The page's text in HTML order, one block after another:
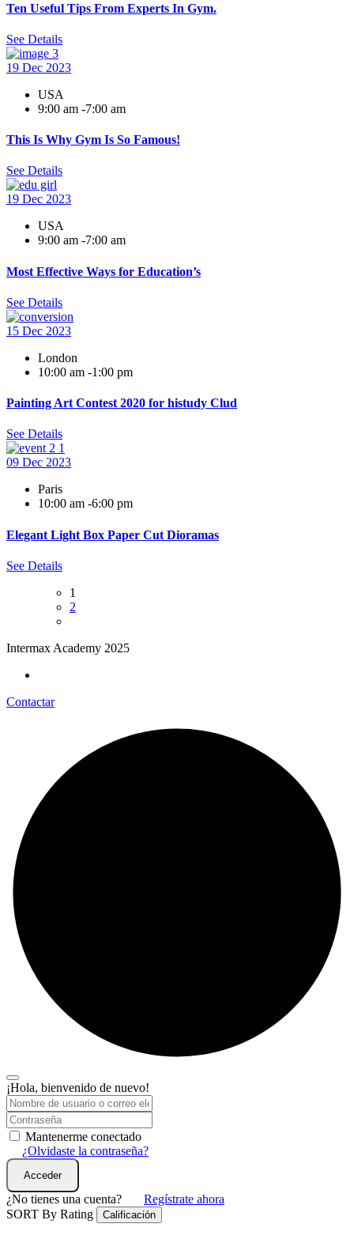
Ten Useful Tips From Experts In Gym.
See Details
19 Dec 2023
USA
9:00 am -7:00 am
This Is Why Gym Is So Famous!
See Details
19 Dec 2023
USA
9:00 am -7:00 am
Most Effective Ways for Education’s
See Details
15 Dec 2023
London
10:00 am -1:00 pm
Painting Art Contest 2020 for histudy Clud
See Details
09 Dec 2023
Paris
10:00 am -6:00 pm
Elegant Light Box Paper Cut Dioramas
See Details
1
2
Intermax Academy 2025
Contactar
¡Hola, bienvenido de nuevo!
Mantenerme conectado
¿Olvidaste la contraseña?
Acceder
¿No tienes una cuenta?
Regístrate ahora
SORT By Rating
Calificación